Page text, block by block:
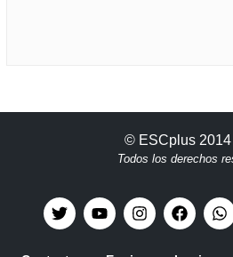
© ESCplus2014
Todos los derechos